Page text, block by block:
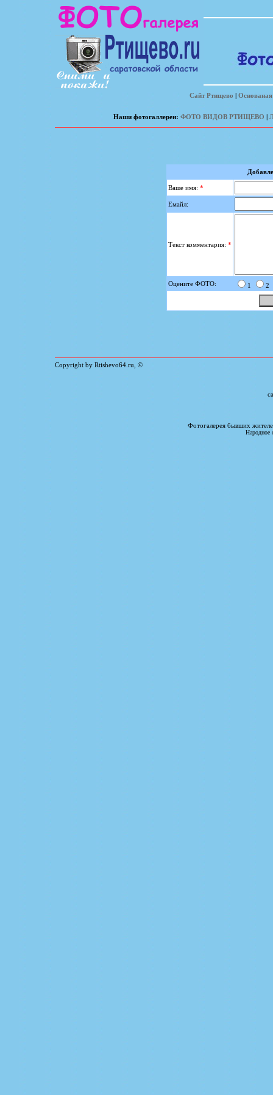
Сайт Ртищево | Основаная
Наши фотогаллереи: ФОТО ВИДОВ РТИЩЕВО |
Ваше имя: *
Емайл:
Текст комментария: *
Оцените ФОТО: 1 2
Copyright by Rtishevo64.ru, ©
Фотогалерея бывших
Народное